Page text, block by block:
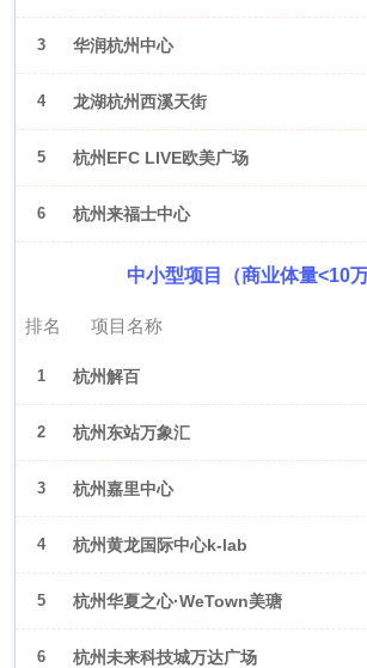
3 华润杭州中心
4 龙湖杭州西溪天街
5 杭州EFC LIVE欧美广场
6 杭州来福士中心
中小型项目（商业体量<10万
排名 项目名称
1 杭州解百
2 杭州东站万象汇
3 杭州嘉里中心
4 杭州黄龙国际中心k-lab
5 杭州华夏之心·WeTown美瑭
6 杭州未来科技城万达广场